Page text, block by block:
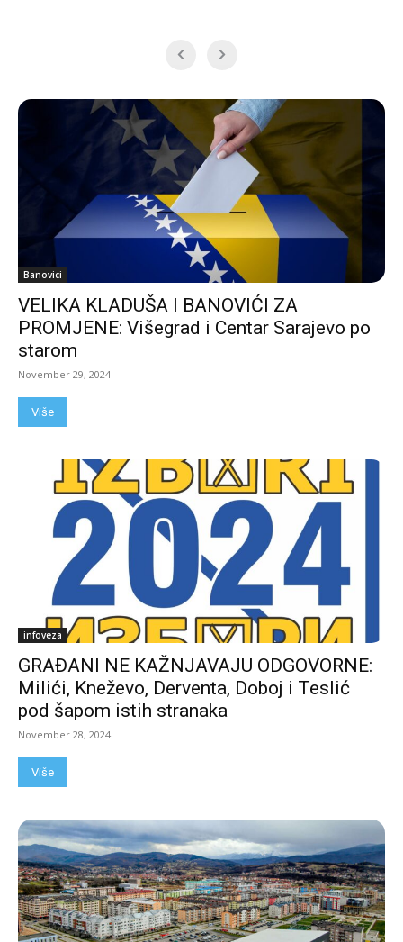
Banovici
VELIKA KLADUŠA I BANOVIĆI ZA
PROMJENE: Višegrad i Centar Sarajevo po
starom
November 29, 2024
Više
infoveza
GRAĐANI NE KAŽNJAVAJU ODGOVORNE:
Milići, Kneževo, Derventa, Doboj i Teslić
pod šapom istih stranaka
November 28, 2024
Više